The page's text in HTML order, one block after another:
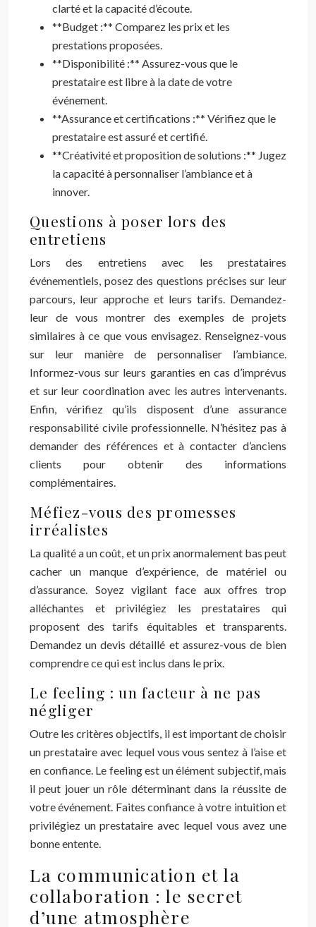
clarté et la capacité d’écoute.
**Budget :** Comparez les prix et les
prestations proposées.
**Disponibilité :** Assurez-vous que le
prestataire est libre à la date de votre
événement.
**Assurance et certifications :** Vérifiez que le
prestataire est assuré et certifié.
**Créativité et proposition de solutions :** Jugez
la capacité à personnaliser l’ambiance et à
innover.
Questions à poser lors des
entretiens
Lors des entretiens avec les prestataires
événementiels, posez des questions précises sur leur
parcours, leur approche et leurs tarifs. Demandez-
leur de vous montrer des exemples de projets
similaires à ce que vous envisagez. Renseignez-vous
sur leur manière de personnaliser l’ambiance.
Informez-vous sur leurs garanties en cas d’imprévus
et sur leur coordination avec les autres intervenants.
Enfin, vérifiez qu’ils disposent d’une assurance
responsabilité civile professionnelle. N’hésitez pas à
demander des références et à contacter d’anciens
clients pour obtenir des informations
complémentaires.
Méfiez-vous des promesses
irréalistes
La qualité a un coût, et un prix anormalement bas peut
cacher un manque d’expérience, de matériel ou
d’assurance. Soyez vigilant face aux offres trop
alléchantes et privilégiez les prestataires qui
proposent des tarifs équitables et transparents.
Demandez un devis détaillé et assurez-vous de bien
comprendre ce qui est inclus dans le prix.
Le feeling : un facteur à ne pas
négliger
Outre les critères objectifs, il est important de choisir
un prestataire avec lequel vous vous sentez à l’aise et
en confiance. Le feeling est un élément subjectif, mais
il peut jouer un rôle déterminant dans la réussite de
votre événement. Faites confiance à votre intuition et
privilégiez un prestataire avec lequel vous avez une
bonne entente.
La communication et la
collaboration : le secret
d’une atmosphère